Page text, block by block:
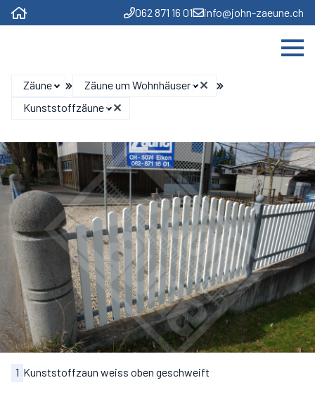
062 871 16 01 info@john-zaeune.ch
Zäune
Zäune um Wohnhäuser
Kunststoffzäune
1 Kunststoffzaun weiss oben geschweift